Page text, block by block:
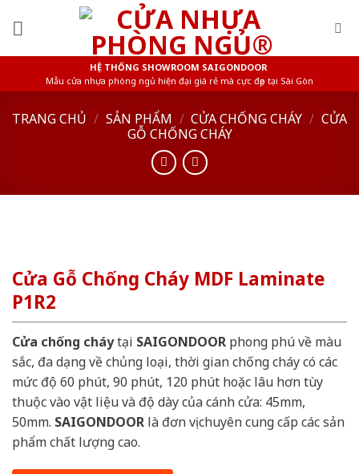
HỆ THỐNG SHOWROOM SAIGONDOOR
Mẫu cửa nhựa phòng ngủ hiện đại giá rẻ mà cực đẹp tại Sài Gòn
TRANG CHỦ / SẢN PHẨM / CỬA CHỐNG CHÁY / CỬA
GỖ CHỐNG CHÁY
Cửa Gỗ Chống Cháy MDF Laminate
P1R2
Cửa chống cháytại SAIGONDOOR phong phú về màu
sắc, đa dạng về chủng loại, thời gian chống cháy có các
mức độ 60 phút, 90 phút, 120 phút hoặc lâu hơn tùy
thuộc vào vật liệu và độ dày của cánh cửa: 45mm,
50mm. SAIGONDOOR là đơn vị chuyên cung cấp các sản
phẩm chất lượng cao.